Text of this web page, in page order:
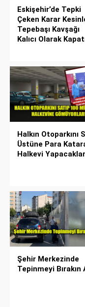
Eskişehir’de Tepki
Çeken Karar
Tepebaşı Kavşağı
Kalıcı Olarak
Halkın Otoparkını
Üstüne Para
Halkevi
Şehir Merkezinde
Tepinmeyi Bırakın